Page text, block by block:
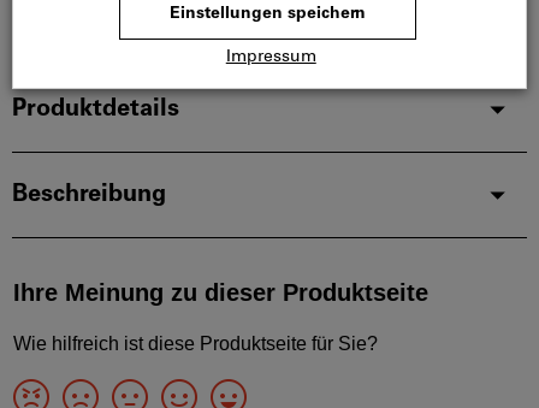
Produktdetails
Beschreibung